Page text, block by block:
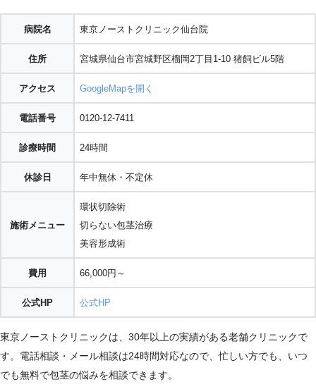
病院名 東京ノーストクリニック仙台院
住所 宮城県仙台市宮城野区榴岡2丁目1-10 猪飼ビル5階
アクセス GoogleMapを開く
電話番号 0120-12-7411
診療時間 24時間
休診日 年中無休・不定休
施術メニュー
環状切除術
切らない包茎治療
美容形成術
費用 66,000円～
公式HP 公式HP
東京ノーストクリニックは、30年以上の実績がある老舗クリニックで
す。電話相談・メール相談は24時間対応なので、忙しい方でも、いつ
でも無料で包茎の悩みを相談できます。